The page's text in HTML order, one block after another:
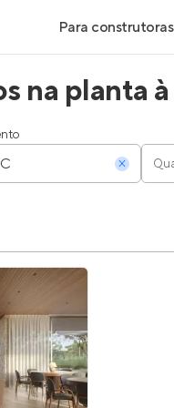
Para construtoras
Geração de
Geração de
Parcerias
Anunciar
Entrar no
na planta